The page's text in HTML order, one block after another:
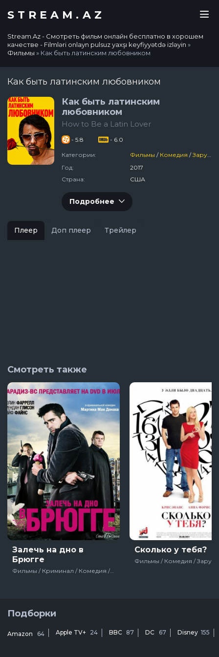
STREAM.AZ
Stream.Az - Смотреть фильм онлайн бесплатно в хорошем
качестве - Filmləri onlayn pulsuz yaxşı keyfiyyətdə izləyin »
Фильмы » Как быть латинским любовником
Как быть латинским любовником
Как быть латинским
любовником
How to Be a Latin Lover
- 5.8 - 6.0
Категории: Фильмы / Комедия /Зарубежный
Год:
2017
Страна:
США
Подробнее
Плеер Доп плеер Трейлер
Смотреть также
Залечь на дно в
Брюгге
Фильмы / Криминал / Комедия / Зарубежный / Драма / Про путешествия / США / Великобритания
Сколько у тебя?
Подборки
Amazon 64 Apple TV+ 24 BBC 87 DC 67 Disney 155